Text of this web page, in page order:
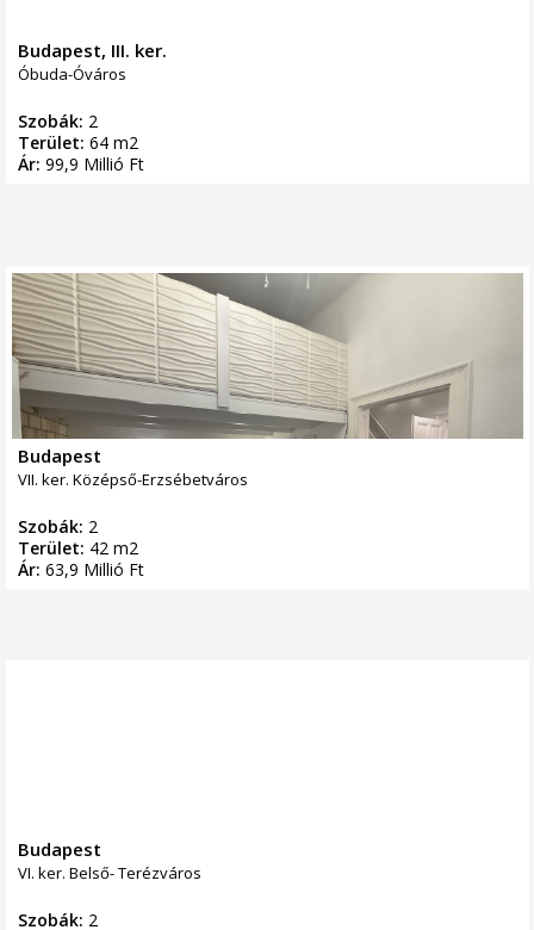
Budapest, III. ker.
Óbuda-Óváros
Szobák: 2
Terület: 64 m2
Ár: 99,9 Millió Ft
Budapest
VII. ker. Középső-Erzsébetváros
Szobák: 2
Terület: 42 m2
Ár: 63,9 Millió Ft
Budapest
VI. ker. Belső- Terézváros
Szobák: 2